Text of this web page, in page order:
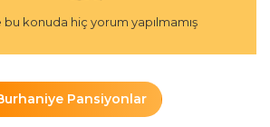
konuda hiç yorum yapılmamış
Pansiyonlar